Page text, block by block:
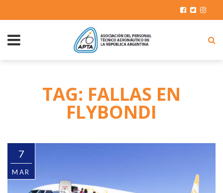
TAG: FALLAS EN
FLYBONDI
7
MAR